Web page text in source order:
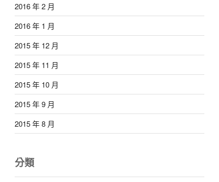
2016 年 2 月
2016 年 1 月
2015 年 12 月
2015 年 11 月
2015 年 10 月
2015 年 9 月
2015 年 8 月
分類